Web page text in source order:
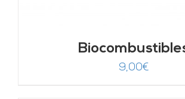
9,00€